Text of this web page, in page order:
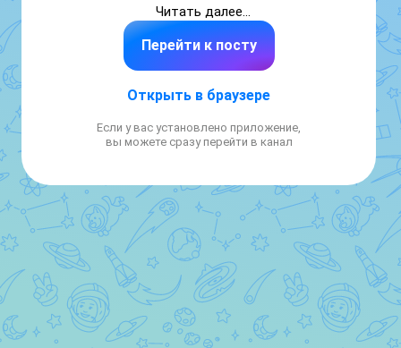
Читать далее
👉 https://smartlab.news/i/192601
Перейти к посту
Открыть в браузере
Если у вас установлено приложение,
вы можете сразу перейти в канал